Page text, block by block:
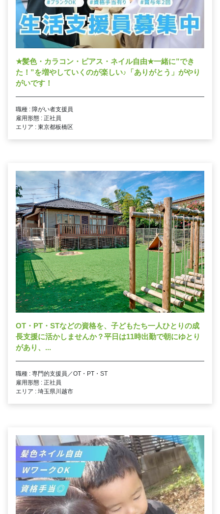
★髪色・カラコン・ピアス・ネイル自由★一緒に”でき
た！”を増やしていくのが楽しい♪
「ありがとう」がやり
がいです！
職種 : 障がい者支援員
雇用形態 : 正社員
エリア : 東京都板橋区
OT・PT・STなどの資格を、子どもたち一人ひとりの成
長支援に活かしませんか？平日は11時出勤で朝にゆとり
があり、...
職種 : 専門的支援員／OT・PT・ST
雇用形態 : 正社員
エリア : 埼玉県川越市